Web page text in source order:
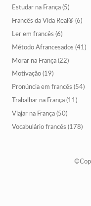
Estudar na França (5)
Francês da Vida Real® (6)
Ler em francês (6)
Método Afrancesados (41)
Morar na França (22)
Motivação (19)
Pronúncia em francês (54)
Trabalhar na França (11)
Viajar na França (50)
Vocabulário francês (178)